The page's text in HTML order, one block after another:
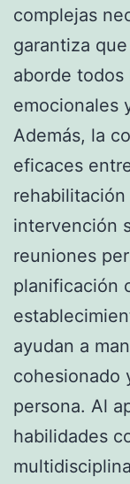
complejas
garantiza
aborde
emocionales
Además, la
eficaces
intervención
reuniones
planificación
ayudan a
cohesionado
persona. Al
habilidades